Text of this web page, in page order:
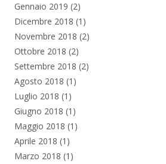
Gennaio 2019 (2)
Dicembre 2018 (1)
Novembre 2018 (2)
Ottobre 2018 (2)
Settembre 2018 (2)
Agosto 2018 (1)
Luglio 2018 (1)
Giugno 2018 (1)
Maggio 2018 (1)
Aprile 2018 (1)
Marzo 2018 (1)